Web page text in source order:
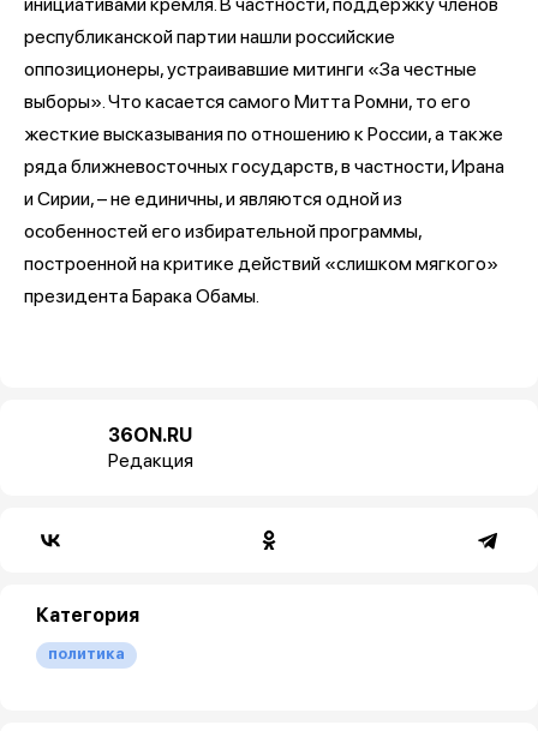
республиканской партии нашли российские
оппозиционеры, устраивавшие митинги «За честные
выборы». Что касается самого Митта Ромни, то его
жесткие высказывания по отношению к России, а также
ряда ближневосточных государств, в частности, Ирана
и Сирии, – не единичны, и являются одной из
особенностей его избирательной программы,
построенной на критике действий «слишком мягкого»
президента Барака Обамы.
36ON.RU
Редакция
Категория
политика